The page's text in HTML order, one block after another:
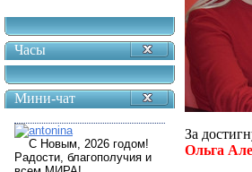
Часы
Мини-чат
За
Ольга